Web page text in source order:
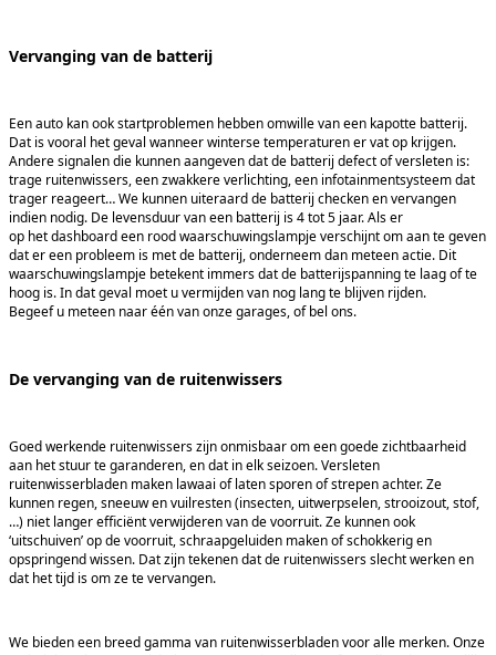
Vervanging van de batterij
Een auto kan ook startproblemen hebben omwille van een kapotte batterij.
Dat is vooral het geval wanneer winterse temperaturen er vat op krijgen.
Andere signalen die kunnen aangeven dat de batterij defect of versleten is:
trage ruitenwissers, een zwakkere verlichting, een infotainmentsysteem dat
trager reageert… We kunnen uiteraard de batterij checken en vervangen
indien nodig. De levensduur van een batterij is 4 tot 5 jaar. Als er
op het dashboard een rood waarschuwingslampje verschijnt om aan te geven
dat er een probleem is met de batterij, onderneem dan meteen actie. Dit
waarschuwingslampje betekent immers dat de batterijspanning te laag of te
hoog is. In dat geval moet u vermijden van nog lang te blijven rijden.
Begeef u meteen naar één van onze garages, of bel ons.
De vervanging van de ruitenwissers
Goed werkende ruitenwissers zijn onmisbaar om een goede zichtbaarheid
aan het stuur te garanderen, en dat in elk seizoen. Versleten
ruitenwisserbladen maken lawaai of laten sporen of strepen achter. Ze
kunnen regen, sneeuw en vuilresten (insecten, uitwerpselen, strooizout, stof,
…) niet langer efficiënt verwijderen van de voorruit. Ze kunnen ook
‘uitschuiven’ op de voorruit, schraapgeluiden maken of schokkerig en
opspringend wissen. Dat zijn tekenen dat de ruitenwissers slecht werken en
dat het tijd is om ze te vervangen.
We bieden een breed gamma van ruitenwisserbladen voor alle merken. Onze